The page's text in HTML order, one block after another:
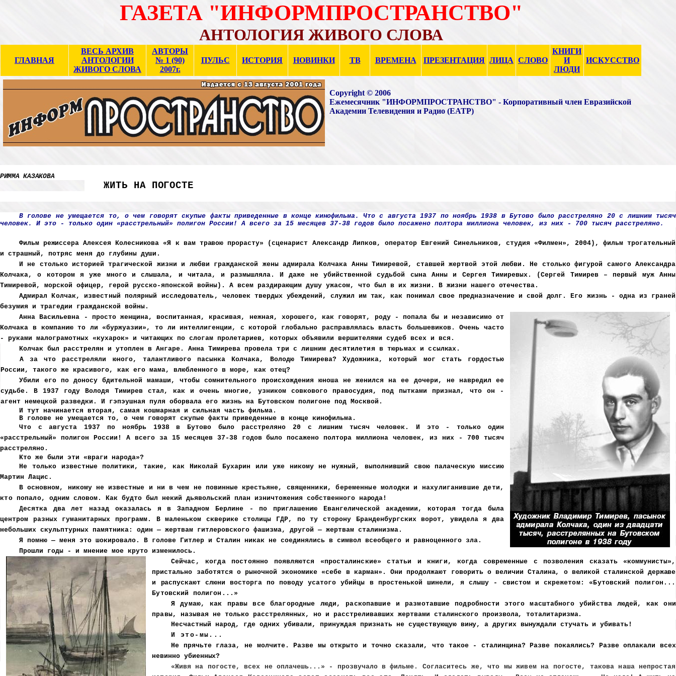
ГАЗЕТА "ИНФОРМПРОСТРАНСТВО"
АНТОЛОГИЯ ЖИВОГО СЛОВА
ГЛАВНАЯ
ВЕСЬ АРХИВ
АНТОЛОГИИ
ЖИВОГО СЛОВА
АВТОРЫ
№ 1 (90)
2007г.
ПУЛЬС ИСТОРИЯ НОВИНКИ ТВ ВРЕМЕНА ПРЕЗЕНТАЦИЯ ЛИЦА СЛОВО
КНИГИ
И
ЛЮДИ
ИСКУССТВО
Copyright © 2006
Ежемесячник "ИНФОРМПРОСТРАНСТВО" - Корпоративный член Евразийской
Академии Телевидения и Радио (ЕАТР)
РИММА КАЗАКОВА
ЖИТЬ НА ПОГОСТЕ
В голове не умещается то, о чем говорят скупые факты приведенные вконце кинофильма. Что с августа 1937 по ноябрь 1938 в Бутово было расстреляно 20 с лишним тысяч
человек. И это - только один «расстрельный» полигон России! А всего за 15 месяцев 37-38 годов было посажено полтора миллиона человек, из них - 700 тысяч расстреляно.
Фильм режиссера Алексея Колесникова «Я к вам травою прорасту» (сценарист Александр Липков, оператор Евгений Синельников, студия «Филмен», 2004), фильм трогательный
и страшный, потряс меня до глубины души.
И не столько историей трагической жизни и любви гражданской жены адмирала Колчака Анны Тимиревой, ставшей жертвой этой любви. Не столько фигурой самого Александра
Колчака, о котором я уже много и слышала, и читала, и размышляла. И даже не убийственной судьбой сына Анны и Сергея Тимиревых. (Сергей Тимирев – первый муж Анны
Тимиревой, морской офицер, герой русско-японской войны). А всем раздирающим душу ужасом, что был в их жизни. В жизни нашего отечества.
Адмирал Колчак, известный полярный исследователь, человек твердых убеждений, служил им так, как понимал свое предназначение и свой долг . Его жизнь - одна из граней
безумия и трагедии гражданской войны.
Анна Васильевна - просто женщина, воспитанная, красивая, нежная, хорошего, как говорят, роду - попала бы и независимо от
Колчака в компанию то ли «буржуазии», то ли интеллигенции, с которой глобально расправлялась власть большевиков. Очень часто
- руками малограмотных «кухарок» и читающих по слогам пролетариев, которых объявили вершителями судеб всех и вся.
Колчак был расстрелян и утоплен в Ангаре. Анна Тимирева провелатри с лишним десятилетия в тюрьмах и ссылках.
А за что расстреляли юного, талантливого пасынка Колчака, Володю Тимирева? Художника, который мог стать гордостью
России, такого же красивого, как его мама, влюбленного в море, как отец?
Убили его по доносу бдительной мамаши, чтобы сомнительного происхождения юноша не женился на ее дочери, не навредил ее
судьбе. В 1937 году Володя Тимирев стал, как и очень многие, узником совкового правосудия, под пытками признал, что он -
агент немецкой разведки. И гэпэушная пуля оборвала его жизнь на Бутовском полигоне под Москвой.
И тут начинается вторая, самая кошмарная и сильная часть фильма.
В голове не умещается то, о чем говорят скупые факты приведенные в конце кинофильма.
Что с августа 1937 по ноябрь 1938 в Бутово было расстреляно 20 с лишним тысяч человек. И это - только один
«расстрельный» полигон России! А всего за 15 месяцев 37-38 годов было посажено полтора миллиона человек, из них - 700 тысяч
расстреляно.
Кто же были эти «враги народа»?
Не только известные политики, такие, как Николай Бухарин или уже никому не нужный, выполнивший свою палаческую миссию
Мартин Лацис.
В основном, никому не известные и ни в чем не повинные крестьяне, священники, беременные молодки и нахулиганившие дети,
кто попало, одним словом. Как будто был некий дьявольский план изничтожения собственногонарода!
Десятка два лет назад оказалась я в Западном Берлине - по приглашению Евангелической академии, которая тогда была
центром разных гуманитарных программ. В маленьком скверике столицы ГДР, по ту сторону Бранденбургских ворот, увидела я два
небольших скульптурных памятника: один — жертвам гитлеровского фашизма, другой — жертвам сталинизма.
Я помню — меня это шокировало. В голове Гитлер и Сталин никак не соединялись в символ всеобщего и равноценного зла.
Прошли годы - и мнение мое круто изменилось.
Сейчас, когда постоянно появляются «просталинские» статьи и книги,когда современные с позволения сказать «коммунисты»,
пристально заботятся о рыночной экономике «себе в карман». Они продолжают говорить о величии Сталина, о великой сталинской державе
и распускают слюни восторга по поводу усатого убийцы в простенькой шинели, я слышу - свистом и скрежетом: «Бутовский полигон...
Бутовский полигон...»
Я думаю, как правы все благородные люди, раскопавшие и размотавшие подробности этого масштабного убийства людей, как они
правы, называя не только расстрелянных, но и расстреливавших жертвами сталинскогопроизвола, тоталитаризма.
Несчастный народ, где одних убивали, принуждая признать не существующую вину, а других вынуждали стучать и убивать!
И это-мы...
Не прячьте глаза, не молчите. Разве мы открыто и точно сказали, что такое - сталинщина? Разве покаялись? Разве оплакали всех
невинноубиенных?
«Живя на погосте, всех не оплачешь...» - прозвучало в фильме. Согласитесь же, что мы живем на погосте, такова наша непростая